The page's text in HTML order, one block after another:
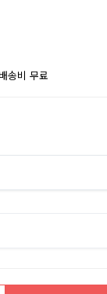
송비 무료